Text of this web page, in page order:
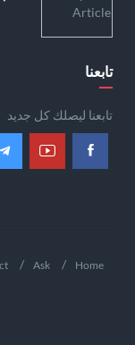
تابعنا
تابعنا ليصلك كل جديد
Home
Ask